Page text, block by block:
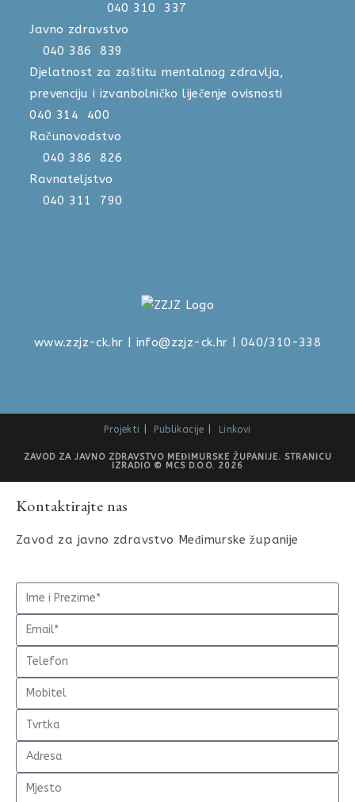
040 310 337
Javno zdravstvo
040 386 839
Djelatnost za zaštitu mentalnog zdravlja,
prevenciju i izvanbolničko liječenje ovisnosti
040 314 400
Računovodstvo
040 386 826
Ravnateljstvo
040 311 790
www.zzjz-ck.hr info@zzjz-ck.hr | 040/310-338
Projekti Publikacije Linkovi
ZAVOD ZA JAVNO ZDRAVSTVO MEĐIMURSKE ŽUPANIJE. STRANICU
IZRADIO © MCS D.O.O. 2026
Kontaktirajte nas
Zavod za javno zdravstvo Međimurske županije